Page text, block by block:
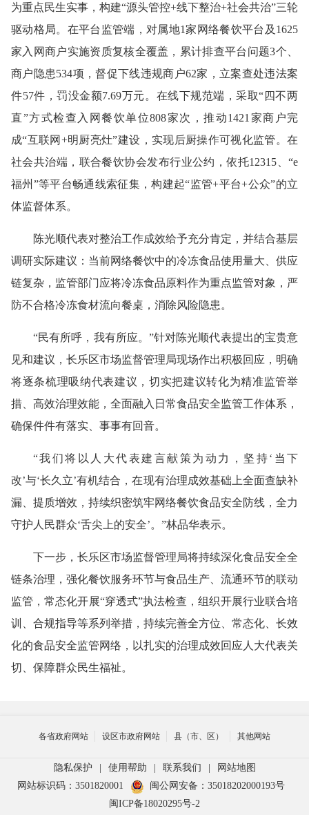
为重点民生实事，构建“源头管控+线下整治+社会共治”三轮
驱动格局。在平台监管端，对属地1家网络餐饮平台及1625
家入网商户实施资质复核全覆盖，累计排查平台问题3个、
商户隐患534项，督促下线违规商户62家，立案查处违法案
件57件，罚没金额7.69万元。在线下规范端，采取“四不两
直”方式检查入网餐饮单位808家次，推动1421家商户完
成“互联网+明厨亮灶”建设，实现后厨操作可视化监管。在
社会共治端，联合餐饮协会发布行业公约，依托12315、“e
福州”等平台畅通线索征集，构建起“监管+平台+公众”的立
体监督体系。
陈光顺代表对整治工作成效给予充分肯定，并结合基层
调研实际建议：当前网络餐饮中的冷冻食品使用量大、供应
链复杂，监管部门应将冷冻食品原料作为重点监管对象，严
防不合格冷冻食材流向餐桌，消除风险隐患。
“民有所呼，我有所应。”针对陈光顺代表提出的宝贵意
见和建议，长乐区市场监督管理局现场作出积极回应，明确
将逐条梳理吸纳代表建议，切实把建议转化为精准监管举
措、高效治理效能，全面融入日常食品安全监管工作体系，
确保件件有落实、事事有回音。
“我们将以人大代表建言献策为动力，坚持‘当下
改’与‘长久立’有机结合，在现有治理成效基础上全面查缺补
漏、提质增效，持续织密筑牢网络餐饮食品安全防线，全力
守护人民群众‘舌尖上的安全’。”林品华表示。
下一步，长乐区市场监督管理局将持续深化食品安全全
链条治理，强化餐饮服务环节与食品生产、流通环节的联动
监管，常态化开展“穿透式”执法检查，组织开展行业联合培
训、合规指导等系列举措，持续完善全方位、常态化、长效
化的食品安全监管网络，以扎实的治理成效回应人大代表关
切、保障群众民生福祉。
各省政府网站 设区市政府网站 县（市、区） 其他网站
隐私保护 使用帮助 联系我们
网站地图
网站标识码：3501820001
闽公网安备：35018202000193号
闽ICP备18020295号-2